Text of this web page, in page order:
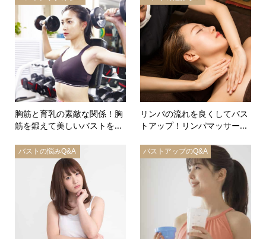
胸筋と育乳の素敵な関係！胸
筋を鍛えて美しいバストを...
リンパの流れを良くしてバス
トアップ！リンパマッサー...
バストの悩みQ&A バストアップのQ&A